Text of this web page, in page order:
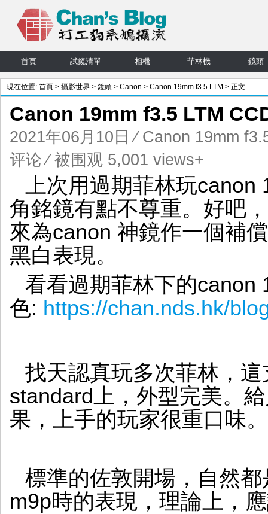
首頁 試鏡清單 相機 菲林機 鏡頭
現在位置: 首頁 > 攝影世界 > 鏡頭 > Canon > Canon 19mm f3.5 LTM > 正文
Canon 19mm f3.5 LTM
2021年06月10日 ⁄ Canon 19mm
评论⁄ 被围观 5,001 views+
上次用過期菲林玩canon
角銘鏡有點不尊重。好吧
來為canon 神鏡作一個補
黑白表現。
看看過期菲林下的canon
色: https://chan.nds.hk/
找天認真玩多次菲林，
standard上，外型完美。
果，上手的玩家很重口味。
標準的佐敦開場，自然
m9p時的表現，理論上，